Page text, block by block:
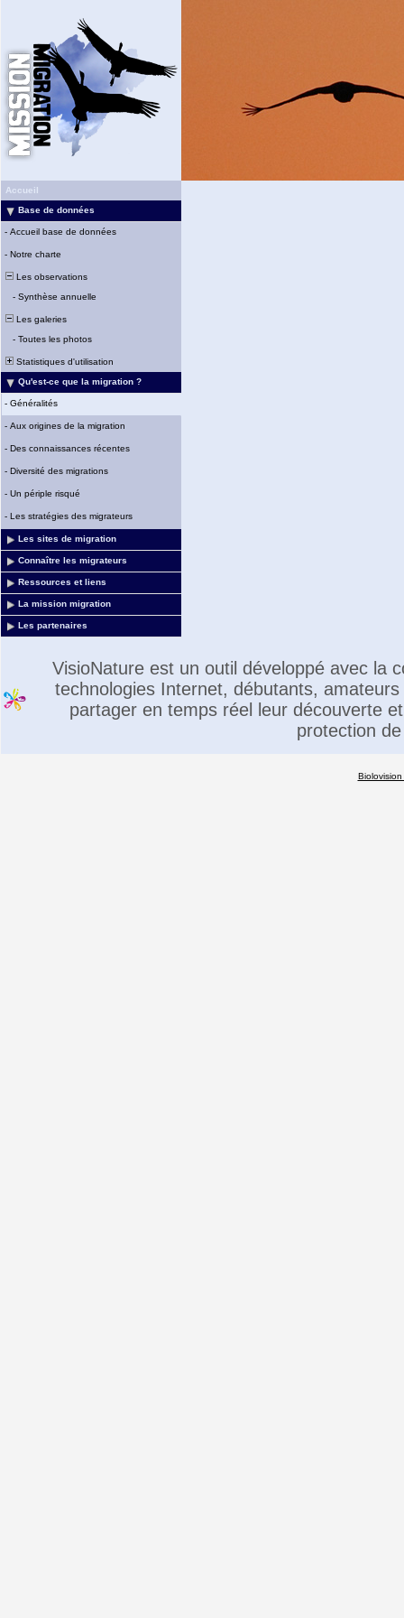
Accueil
Base de données
- Accueil base de données
- Notre charte
Les observations
- Synthèse annuelle
Les galeries
- Toutes les photos
Statistiques d'utilisation
Qu'est-ce que la migration ?
- Généralités
- Aux origines de la migration
- Des connaissances récentes
- Diversité des migrations
- Un périple risqué
- Les stratégies des migrateurs
Les sites de migration
Connaître les migrateurs
Ressources et liens
La mission migration
Les partenaires
VisioNature est un outil développé avec la
technologies Internet, débutants,
partager en temps réel leur découverte
protection
Biolovision